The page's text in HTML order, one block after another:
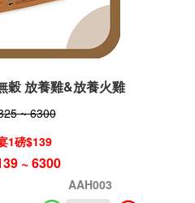
穀 放養雞&放養火雞
~ 6300
1磅$139
~ 6300
AAH003